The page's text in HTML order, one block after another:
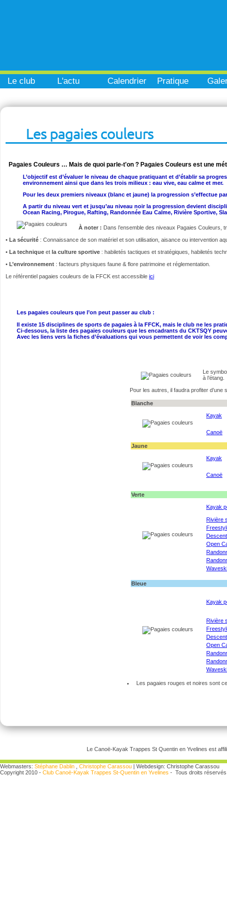
Le club L'actu Calendrier Pratique
Les pagaies couleurs
Pagaies Couleurs … Mais de quoi parle-t'on ? Pagaies Couleurs est une
L’objectif est d’évaluer le niveau de chaque pratiquant et d’établir sa
environnement ainsi que dans les trois milieux : eau vive, eau calme et mer.
Pour les deux premiers niveaux (blanc et jaune) la progression s’effectue
A partir du niveau vert et jusqu’au niveau noir la progression devient
Ocean Racing, Pirogue, Rafting, Randonnée Eau Calme, Rivière Sportive,
À noter : Dans l’ensemble des niveaux Pagaies
• La sécurité : Connaissance de son matériel et son utilisation, aisance ou intervention
• La technique et la culture sportive : habiletés tactiques et stratégiques, habiletés
• L’environnement : facteurs physiques faune & flore patrimoine et réglementation.
Le référentiel pagaies couleurs de la FFCK est accessible ici
Les pagaies couleurs que l’on peut passer au club :
Il existe 15 disciplines de sports de pagaies à la FFCK, mais le club ne les
Ci-dessous, la liste des pagaies couleurs que les encadrants du CKTSQY
Avec les liens vers la fiches d’évaluations qui vous permettent de voir les
Le
à l’étang.
Pour les autres, il faudra profiter
Blanche
Kayak
Canoë
Jaune
Kayak
Canoë
Verte
Kayak
Rivière
Open
Waveski
Bleue
Kayak
Rivière
Open
Waveski
Les pagaies rouges et noires sont
Le Canoë-Kayak Trappes St Quentin en Yvelines est
Webmasters: Stéphane Dablin Christophe Carassou | Webdesign: Christophe Carassou
Copyright 2010 - Club Canoë-Kayak Trappes St-Quentin en Yvelines - Tous droits réservés